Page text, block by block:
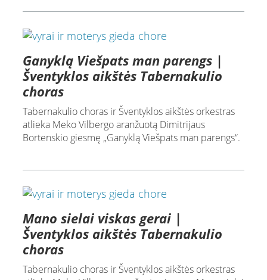
Ganyklą Viešpats man parengs |
Šventyklos aikštės Tabernakulio
choras
Tabernakulio choras ir Šventyklos aikštės orkestras
atlieka Meko Vilbergo aranžuotą Dimitrijaus
Bortenskio giesmę „Ganyklą Viešpats man parengs“.
Mano sielai viskas gerai |
Šventyklos aikštės Tabernakulio
choras
Tabernakulio choras ir Šventyklos aikštės orkestras